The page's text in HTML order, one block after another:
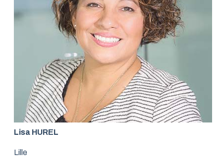
Lisa HUREL
Lille